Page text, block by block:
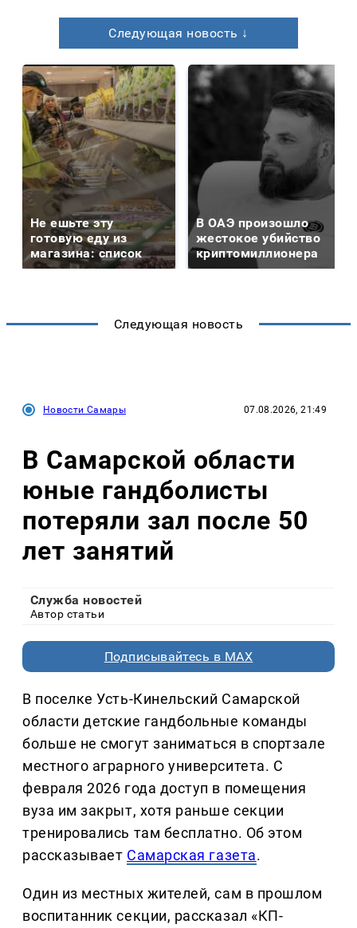
Следующая новость ↓
Не ешьте эту
готовую еду из
магазина: список
В ОАЭ произошло
жестокое убийство
криптомиллионера
Следующая новость
Новости Самары 07.08.2026, 21:49
В Самарской области
юные гандболисты
потеряли зал после 50
лет занятий
Служба новостей
Автор статьи
Подписывайтесь в MAX
В поселке Усть-Кинельский Самарской
области детские гандбольные команды
больше не смогут заниматься в спортзале
местного аграрного университета. С
февраля 2026 года доступ в помещения
вуза им закрыт, хотя раньше секции
тренировались там бесплатно. Об этом
рассказывает Самарская газета.
Один из местных жителей, сам в прошлом
воспитанник секции, рассказал «КП-